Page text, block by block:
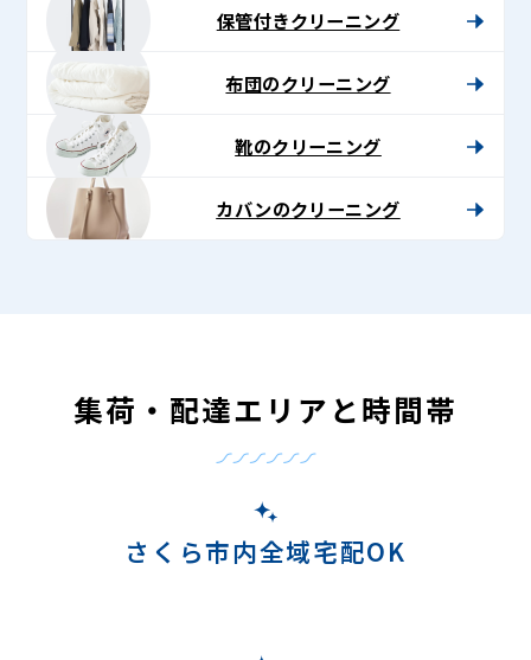
保管付きクリーニング
布団のクリーニング
靴のクリーニング
カバンのクリーニング
集荷・配達エリアと時間帯
さくら市内全域宅配OK